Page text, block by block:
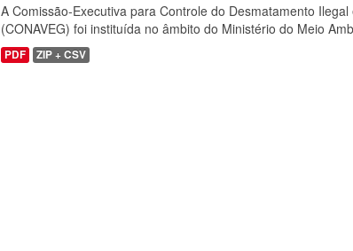
A Comissão-Executiva para Controle do Desmatamento
(CONAVEG) foi instituída no âmbito do Ministério do Meio
PDF ZIP + CSV